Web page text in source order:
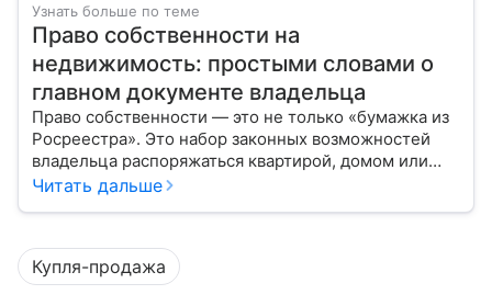
Узнать больше по теме
Право собственности на
недвижимость: простыми словами о
главном документе владельца
Право собственности — это не только «бумажка из
Росреестра». Это набор законных возможностей
владельца распоряжаться квартирой, домом или
участком: жить, сдавать, продавать, дарить,
Читать дальше
Купля-продажа